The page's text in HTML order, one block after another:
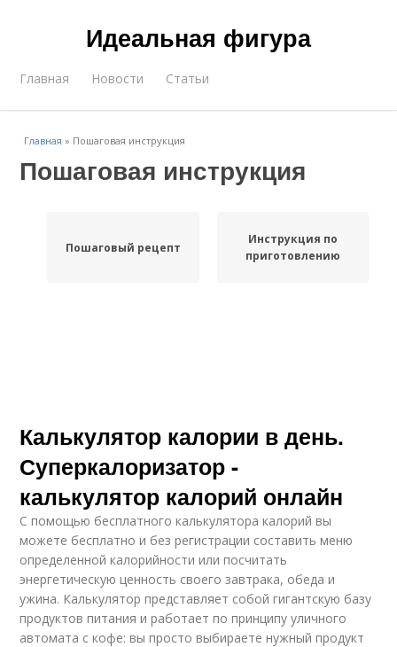
Идеальная фигура
Главная Новости Статьи
Главная » Пошаговая инструкция
Пошаговая инструкция
Пошаговый рецепт
Инструкция по
приготовлению
Калькулятор калории в день.
Суперкалоризатор -
калькулятор калорий онлайн
С помощью бесплатного калькулятора калорий вы
можете бесплатно и без регистрации составить меню
определенной калорийности или посчитать
энергетическую ценность своего завтрака, обеда и
ужина. Калькулятор представляет собой гигантскую базу
продуктов питания и работает по принципу уличного
автомата с кофе: вы просто выбираете нужный продукт